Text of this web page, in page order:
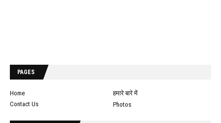
PAGES
Home
हमारे बारे में
Contact Us
Photos